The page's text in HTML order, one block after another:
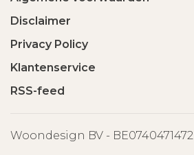
Disclaimer
Privacy Policy
Klantenservice
RSS-feed
Woondesign BV - BE0740471472